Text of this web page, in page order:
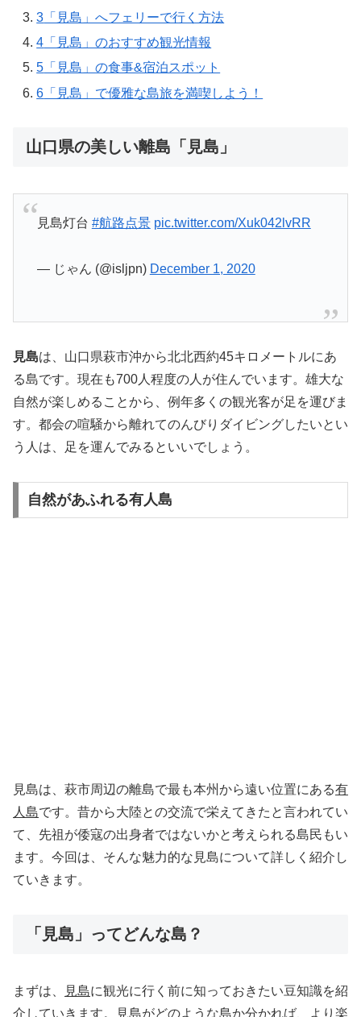
3 「見島」へフェリーで行く方法
4 「見島」のおすすめ観光情報
5 「見島」の食事&宿泊スポット
6 「見島」で優雅な島旅を満喫しよう！
山口県の美しい離島「見島」
見島灯台 #航路点景 pic.twitter.com/Xuk042lvRR
— じゃん (@isljpn) December 1, 2020
見島は、山口県萩市沖から北北西約45キロメートルにあ
る島です。現在も700人程度の人が住んでいます。雄大な
自然が楽しめることから、例年多くの観光客が足を運びま
す。都会の喧騒から離れてのんびりダイビングしたいとい
う人は、足を運んでみるといいでしょう。
自然があふれる有人島
見島は、萩市周辺の離島で最も本州から遠い位置にある有
人島です。昔から大陸との交流で栄えてきたと言われてい
て、先祖が倭寇の出身者ではないかと考えられる島民もい
ます。今回は、そんな魅力的な見島について詳しく紹介し
ていきます。
「見島」ってどんな島？
まずは、 見島に観光に行く前に知っておきたい豆知識を紹
介していきます。見島がどのような島か分かれば、より楽